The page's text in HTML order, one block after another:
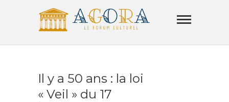
Agora
LE FORUM CULTUREL
Il y a 50 ans : la loi
« Veil » du 17